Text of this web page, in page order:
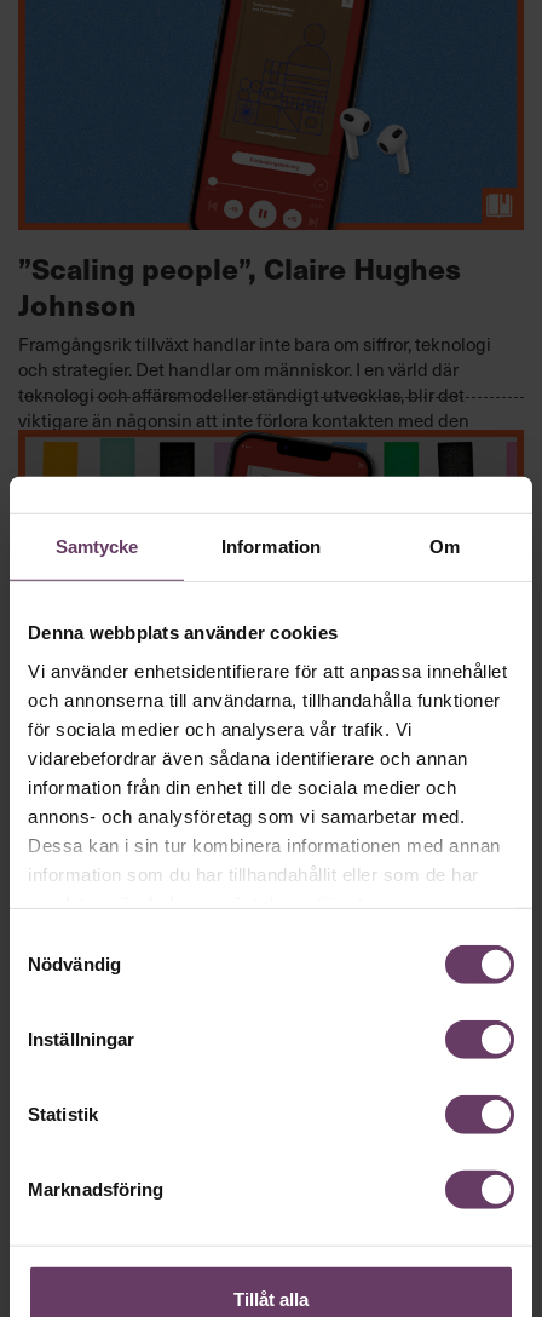
Samtycke Information Om
Denna webbplats använder cookies
Vi använder enhetsidentifierare för att anpassa innehållet
och annonserna till användarna, tillhandahålla funktioner
för sociala medier och analysera vår trafik. Vi
vidarebefordrar även sådana identifierare och annan
information från din enhet till de sociala medier och
annons- och analysföretag som vi samarbetar med.
Dessa kan i sin tur kombinera informationen med annan
information som du har tillhandahållit eller som de har
Nödvändig
Inställningar
Statistik
Marknadsföring
Tillåt alla
”Scaling people”, Claire Hughes
Johnson
Framgångsrik tillväxt handlar inte bara om siffror, teknologi
och strategier. Det handlar om människor. I en värld där
teknologi och affärsmodeller ständigt utvecklas, blir det
viktigare än någonsin att inte förlora kontakten med den
mänskliga sidan av verksamheten. I denna bok, med exempel
från Silicon Valley, får du råd för att utveckla både ditt
2023-09-13
”The data detective”, Tim Harford
Så håller du både hjärta och hjärna på rätt spår i djungler av
siffror och samband.
BESLUTSFATTANDE, KOMMUNIKATION
2023-08-16
Få saker påverkar vår trivsel på jobbet i lika hög grad som hur vi
kommer överens med varandra. Konflikter på arbetsplatsen kan